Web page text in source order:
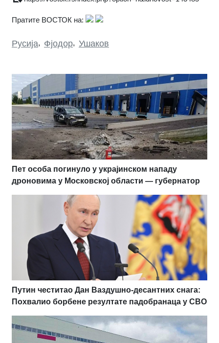
Пратите ВОСТОК на:
Русија, Фјодор, Ушаков
Пет особа погинуло у украјинском нападу
дроновима у Московској области — губернатор
Путин честитао Дан Ваздушно-десантних снага:
Похвалио борбене резултате падобранаца у СВО